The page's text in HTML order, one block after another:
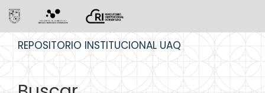
REPOSITORIO INSTITUCIONAL UAQ